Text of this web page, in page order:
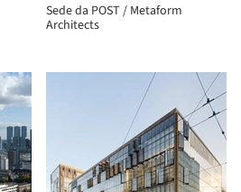
Sede da POST / Metaform
Architects